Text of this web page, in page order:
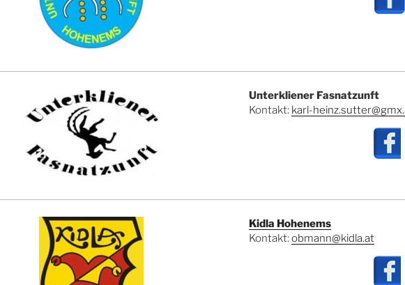
Unterkliener Fasnatzunft
Kontakt: karl-
Kidla Hohenems
Kontakt: obmann@kidla.at